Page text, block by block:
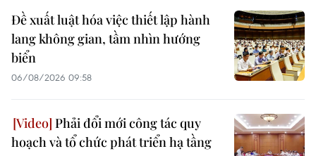
Đề xuất luật hóa việc thiết lập hành
lang không gian, tầm nhìn hướng
biển
06/08/2026 09:58
Phải đổi mới công tác quy
hoạch và tổ chức phát triển hạ tầng